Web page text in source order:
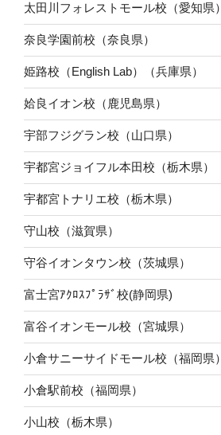
太田川フォレストモール校（愛知県）
奈良学園前校（奈良県）
姫路校（English Lab）（兵庫県）
姶良イオン校（鹿児島県）
宇部フジグラン校（山口県）
宇都宮ジョイフル本田校（栃木県）
宇都宮トナリエ校（栃木県）
守山校（滋賀県）
守谷イオンタウン校（茨城県）
富士宮ｱｸﾛｽﾌﾟﾗｻﾞ校(静岡県)
富谷イオンモール校（宮城県）
小倉サニーサイドモール校（福岡県）
小倉駅前校（福岡県）
小山校（栃木県）